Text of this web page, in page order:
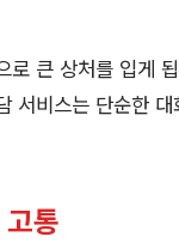
로 큰 상처를 입게
서비스는 단순한
통